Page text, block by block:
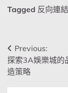
Tagged 反向連
文
章
Previous:
探索3A娛樂城的
造策略